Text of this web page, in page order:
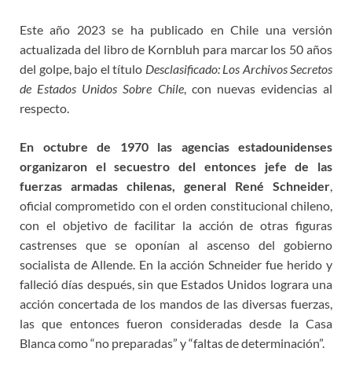
Este año 2023 se ha publicado en Chile una versión
actualizada del libro de Kornbluh para marcar los 50 años
del golpe, bajo el título Desclasificado: Los Archivos Secretos
de Estados Unidos Sobre Chile, con nuevas evidencias al
respecto.
En octubre de 1970 las agencias estadounidenses
organizaron el secuestro del entonces jefe de las
fuerzas armadas chilenas, general René Schneider,
oficial comprometido con el orden constitucional chileno,
con el objetivo de facilitar la acción de otras figuras
castrenses que se oponían al ascenso del gobierno
socialista de Allende. En la acción Schneider fue herido y
falleció días después, sin que Estados Unidos lograra una
acción concertada de los mandos de las diversas fuerzas,
las que entonces fueron consideradas desde la Casa
Blanca como “no preparadas” y “faltas de determinación”.